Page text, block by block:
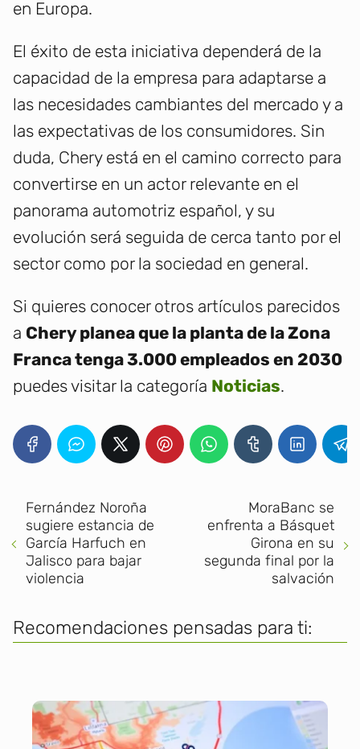
en Europa.
El éxito de esta iniciativa dependerá de la
capacidad de la empresa para adaptarse a
las necesidades cambiantes del mercado y a
las expectativas de los consumidores. Sin
duda, Chery está en el camino correcto para
convertirse en un actor relevante en el
panorama automotriz español, y su
evolución será seguida de cerca tanto por el
sector como por la sociedad en general.
Si quieres conocer otros artículos parecidos
a Chery planea que la planta de la Zona
Franca tenga 3.000 empleados en 2030
puedes visitar la categoría Noticias.
Fernández Noroña
sugiere estancia de
García Harfuch en
Jalisco para bajar
violencia
MoraBanc se
enfrenta a Básquet
Girona en su
segunda final por la
salvación
Recomendaciones pensadas para ti: